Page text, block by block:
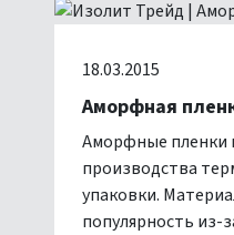
18.03.2015
Аморфная
Аморфные пленки
производства
упаковки.
популярность из-